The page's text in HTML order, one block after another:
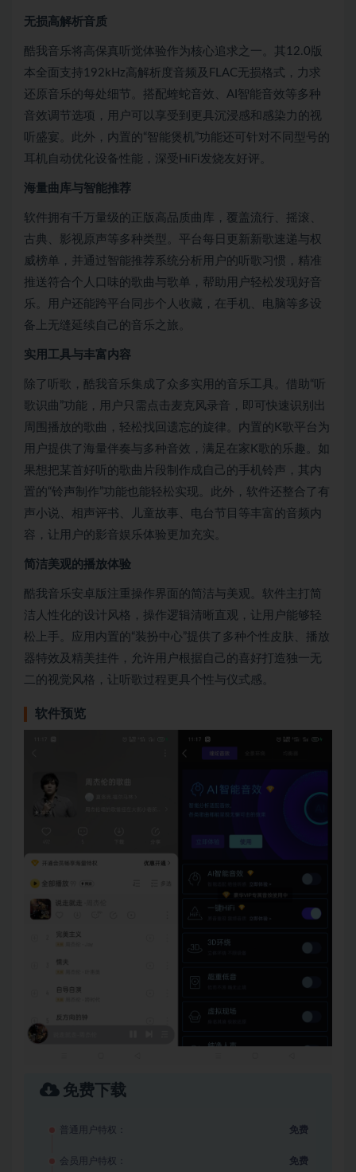
无损高解析音质
酷我音乐将高保真听觉体验作为核心追求之一。其12.0版
本全面支持192kHz高解析度音频及FLAC无损格式，力求
还原音乐的每处细节。搭配蝰蛇音效、AI智能音效等多种
音效调节选项，用户可以享受到更具沉浸感和感染力的视
听盛宴。此外，内置的“智能煲机”功能还可针对不同型号的
耳机自动优化设备性能，深受HiFi发烧友好评。
海量曲库与智能推荐
软件拥有千万量级的正版高品质曲库，覆盖流行、摇滚、
古典、影视原声等多种类型。平台每日更新新歌速递与权
威榜单，并通过智能推荐系统分析用户的听歌习惯，精准
推送符合个人口味的歌曲与歌单，帮助用户轻松发现好音
乐。用户还能跨平台同步个人收藏，在手机、电脑等多设
备上无缝延续自己的音乐之旅。
实用工具与丰富内容
除了听歌，酷我音乐集成了众多实用的音乐工具。借助“听
歌识曲”功能，用户只需点击麦克风录音，即可快速识别出
周围播放的歌曲，轻松找回遗忘的旋律。内置的K歌平台为
用户提供了海量伴奏与多种音效，满足在家K歌的乐趣。如
果想把某首好听的歌曲片段制作成自己的手机铃声，其内
置的“铃声制作”功能也能轻松实现。此外，软件还整合了有
声小说、相声评书、儿童故事、电台节目等丰富的音频内
容，让用户的影音娱乐体验更加充实。
简洁美观的播放体验
酷我音乐安卓版注重操作界面的简洁与美观。软件主打简
洁人性化的设计风格，操作逻辑清晰直观，让用户能够轻
松上手。应用内置的“装扮中心”提供了多种个性皮肤、播放
器特效及精美挂件，允许用户根据自己的喜好打造独一无
二的视觉风格，让听歌过程更具个性与仪式感。
软件预览
免费下载
普通用户特权： 免费
会员用户特权： 免费